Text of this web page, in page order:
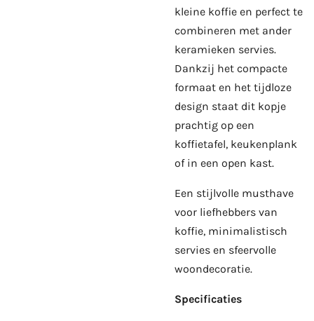
kleine koffie en perfect te
combineren met ander
keramieken servies.
Dankzij het compacte
formaat en het tijdloze
design staat dit kopje
prachtig op een
koffietafel, keukenplank
of in een open kast.
Een stijlvolle musthave
voor liefhebbers van
koffie, minimalistisch
servies en sfeervolle
woondecoratie.
Specificaties